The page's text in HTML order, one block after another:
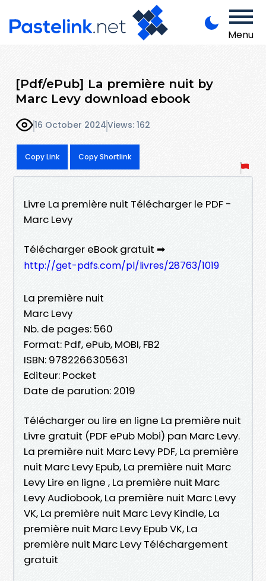
Menu
[Pdf/ePub] La première nuit by
Marc Levy download ebook
16 October 2024Views: 162
Copy Link Copy Shortlink
Livre La première nuit Télécharger le PDF -
Marc Levy
Télécharger eBook gratuit ➡
http://get-pdfs.com/pl/livres/28763/1019
La première nuit
Marc Levy
Nb. de pages: 560
Format: Pdf, ePub, MOBI, FB2
ISBN: 9782266305631
Editeur: Pocket
Date de parution: 2019
Télécharger ou lire en ligne La première nuit
Livre gratuit (PDF ePub Mobi) pan Marc Levy.
La première nuit Marc Levy PDF, La première
nuit Marc Levy Epub, La première nuit Marc
Levy Lire en ligne , La première nuit Marc
Levy Audiobook, La première nuit Marc Levy
VK, La première nuit Marc Levy Kindle, La
première nuit Marc Levy Epub VK, La
première nuit Marc Levy Téléchargement
gratuit